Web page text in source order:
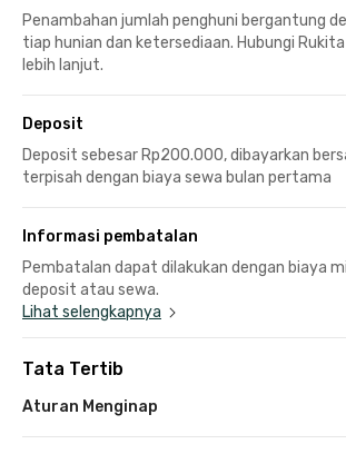
Penambahan jumlah penghuni bergantung
tiap hunian dan ketersediaan. Hubungi
lebih lanjut.
Deposit
Deposit sebesar Rp200.000, dibayarkan
terpisah dengan biaya sewa bulan pertama
Informasi pembatalan
Pembatalan dapat dilakukan dengan biaya
deposit atau sewa.
Lihat selengkapnya
Tata Tertib
Aturan Menginap